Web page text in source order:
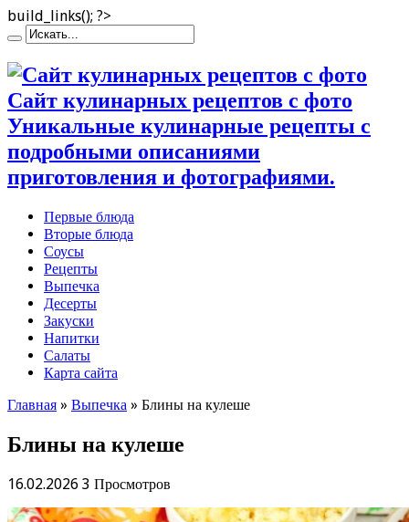
build_links(); ?>
Сайт кулинарных рецептов с фото
Уникальные кулинарные рецепты с
подробными описаниями
приготовления и фотографиями.
Первые блюда
Вторые блюда
Соусы
Рецепты
Выпечка
Десерты
Закуски
Напитки
Салаты
Карта сайта
Главная » Выпечка » Блины на кулеше
Блины на кулеше
16.02.2026 3 Просмотров